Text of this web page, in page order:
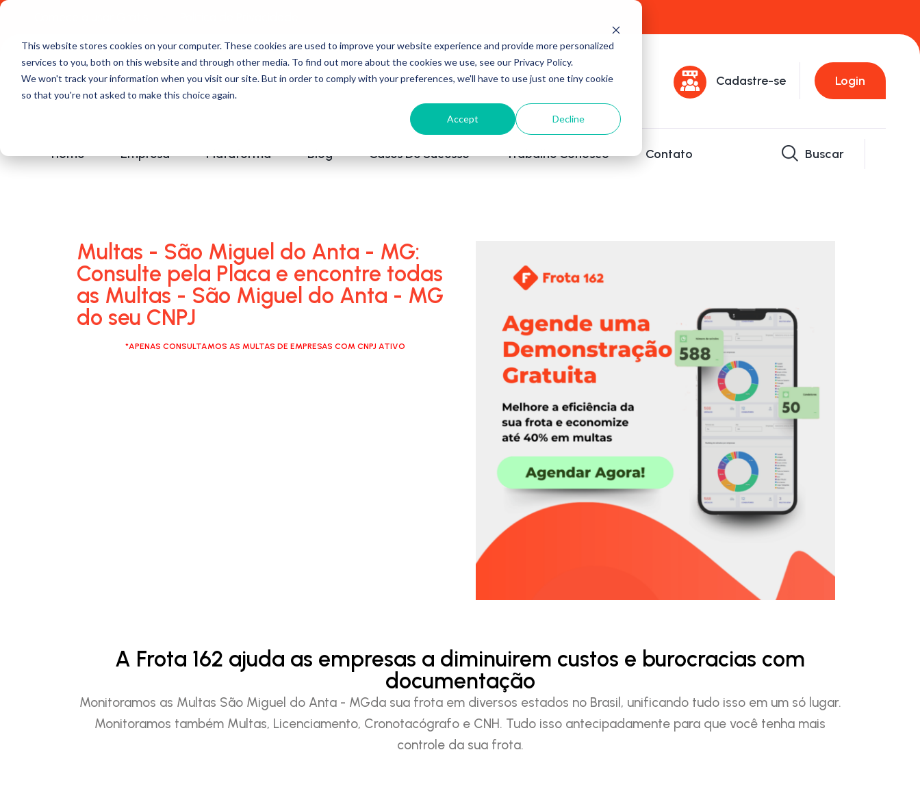
This website stores cookies on your computer. These cookies are used to improve your website experience and provide more personalized
services to you, both on this website and through other media. To find out more about the cookies we use, see our Privacy Policy.
We won't track your information when you visit our site. But in order to comply with your preferences, we'll have to use just one tiny cookie
so that you're not asked to make this choice again.
Accept Decline
Cadastre-se Login
Home Empresa Plataforma Blog Cases De Sucesso Trabalhe Conosco Contato Buscar
Multas - São Miguel do Anta - MG:
Consulte pela Placa e encontre todas
as Multas - São Miguel do Anta - MG
do seu CNPJ
*APENAS CONSULTAMOS AS MULTAS DE EMPRESAS COM CNPJ ATIVO
A Frota 162 ajuda as empresas a diminuirem custos e burocracias com
documentação
Monitoramos as Multas São Miguel do Anta - MGda sua frota em diversos estados no Brasil, unificando tudo isso em um só lugar.
Monitoramos também Multas, Licenciamento, Cronotacógrafo e CNH. Tudo isso antecipadamente para que você tenha mais
controle da sua frota.